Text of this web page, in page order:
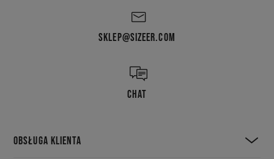
SKLEP@SIZEER.COM
CHAT
OBSŁUGA KLIENTA